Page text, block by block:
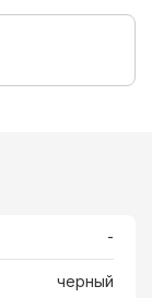
-
черный